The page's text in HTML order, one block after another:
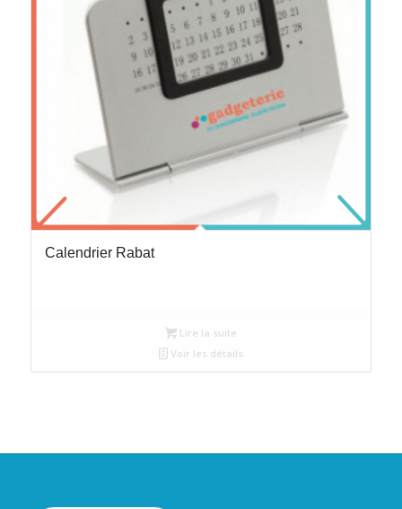
Calendrier Rabat
Lire la suite
Voir les détails